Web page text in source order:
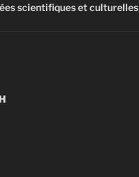
scientifiques et culturelles